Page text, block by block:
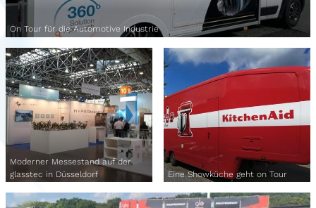
On Tour für die Automotive Industrie
Moderner Messestand auf der
glasstec in Düsseldorf
Eine Showküche geht on Tour